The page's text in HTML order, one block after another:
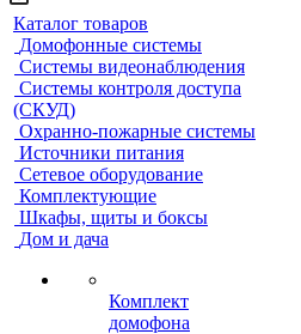
Каталог товаров
Домофонные системы
Системы видеонаблюдения
Системы контроля доступа
(СКУД)
Охранно-пожарные системы
Источники питания
Сетевое оборудование
Комплектующие
Шкафы, щиты и боксы
Дом и дача
Комплект
домофона